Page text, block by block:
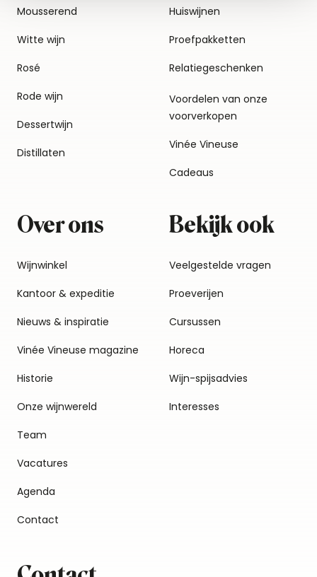
Mousserend
Witte wijn
Rosé
Rode wijn
Dessertwijn
Distillaten
Huiswijnen
Proefpakketten
Relatiegeschenken
Voordelen van onze
voorverkopen
Vinée Vineuse
Cadeaus
Over ons
Wijnwinkel
Kantoor & expeditie
Nieuws & inspiratie
Vinée Vineuse magazine
Historie
Onze wijnwereld
Team
Vacatures
Agenda
Contact
Bekijk ook
Veelgestelde vragen
Proeverijen
Cursussen
Horeca
Wijn-spijsadvies
Interesses